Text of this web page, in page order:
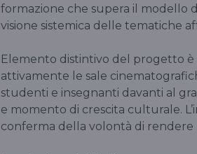
formazione che supera il modello
visione sistemica delle tematiche
Elemento distintivo del progetto è
attivamente le sale
studenti e insegnanti davanti al
e momento di crescita culturale.
conferma della volontà di rendere